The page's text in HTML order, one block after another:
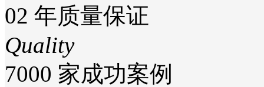
02 年质量保证
Quality
7000 家成功案例